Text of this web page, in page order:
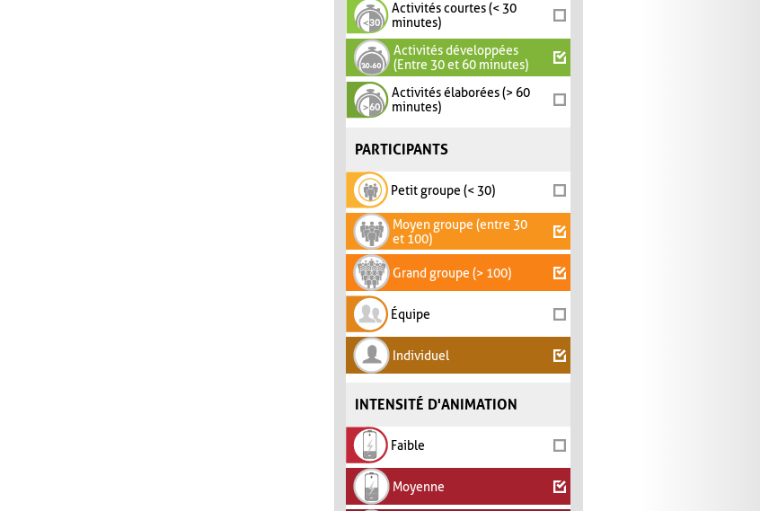
Activités courtes (< 30
minutes)
Activités développées
(Entre 30 et 60 minutes)
Activités élaborées (> 60
minutes)
PARTICIPANTS
Petit groupe (< 30)
Moyen groupe (entre 30
et 100)
Grand groupe (> 100)
Équipe
Individuel
INTENSITÉ D'ANIMATION
Faible
Moyenne